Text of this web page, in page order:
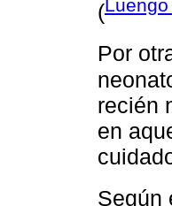
(
Por
recién
en
Según